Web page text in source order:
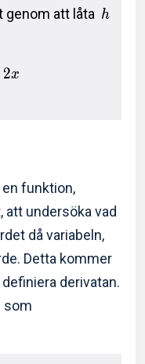
genom att låta h
2x
en funktion,
att undersöka vad
då variabeln,
Detta kommer
derivatan.
som